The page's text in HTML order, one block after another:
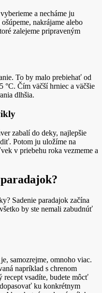
a necháme ju
nakrájame alebo
zalejeme pripraveným
To by malo prebiehať od
°C. Čím väčší hrniec a väčšie
dlhšia.
zabalí do deky, najlepšie
Potom ju uložíme na
v priebehu roka vezmeme a
Sadenie paradajok začína
by ste nemali zabudnúť
samozrejme, omnoho viac.
napríklad s chrenom
recept vsadíte, budete môcť
ku konkrétnym